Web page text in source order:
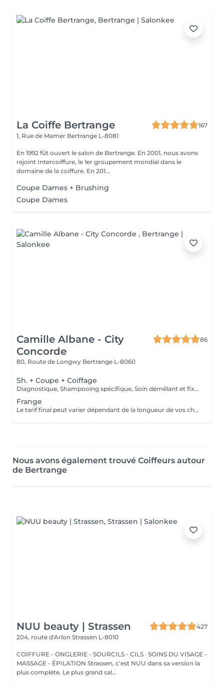
La Coiffe Bertrange
167
1, Rue de Mamer Bertrange L-8081
En 1992 fût ouvert le salon de Bertrange. En 2001, nous avons
rejoint Intercoiffure, le 1er groupement mondial dans le
domaine de la coiffure. En 201...
Coupe Dames + Brushing
Coupe Dames
Camille Albane - City
Concorde
86
80, Route de Longwy Bertrange L-8060
Sh. + Coupe + Coiffage
Diagnostique, Shampooing spécifique, Soin démêlant et fixation inclus. Veuillez prendre note que les prix indiqués sur Salonkee sont communiqués à titre informatif et s'entendent de base. Ces derniers sont susceptibles de varier selon le diagnostic réalisé à votre arrivée au salon et l'expertise du professionnel à qui vous confiez votre beauté. Dans tous les cas, un devis précis vous sera proposé et toutes réalisations de prestations seront effectuées avec votre accord.
Frange
Le tarif final peut varier dépendant de la longueur de vos cheveux ainsi que des soins et produits utilisés.
Nous avons également trouvé Coiffeurs autour
de Bertrange
NUU beauty | Strassen
427
204, route d'Arlon Strassen L-8010
COIFFURE - ONGLERIE - SOURCILS - CILS · SOINS DU VISAGE -
MASSAGE - ÉPILATION Strassen, c'est NUU dans sa version la
plus complète. Le plus grand sal...